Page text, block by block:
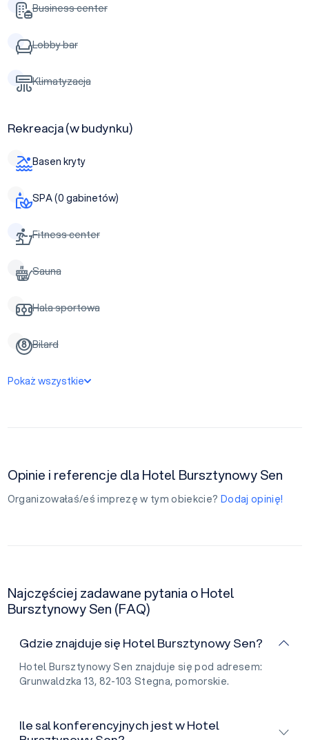
Business center
Lobby bar
Klimatyzacja
Rekreacja (w budynku)
Basen kryty
SPA (0 gabinetów)
Fitness center
Sauna
Hala sportowa
Bilard
Pokaż wszystkie
Opinie i referencje dla Hotel Bursztynowy Sen
Organizowałaś/eś imprezę w tym obiekcie? Dodaj opinię!
Najczęściej zadawane pytania o Hotel
Bursztynowy Sen (FAQ)
Gdzie znajduje się Hotel Bursztynowy Sen?
Hotel Bursztynowy Sen znajduje się pod adresem:
Grunwaldzka 13, 82-103 Stegna, pomorskie.
Ile sal konferencyjnych jest w Hotel